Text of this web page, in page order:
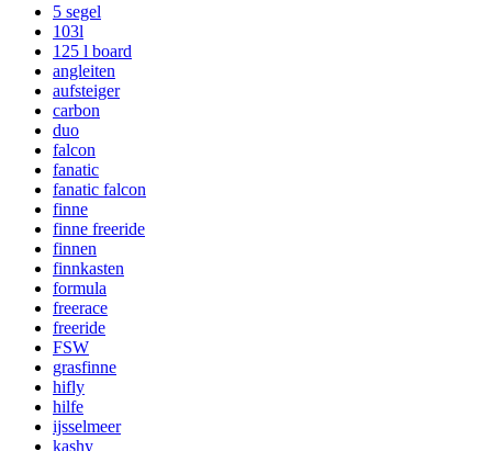
5 segel
103l
125 l board
angleiten
aufsteiger
carbon
duo
falcon
fanatic
fanatic falcon
finne
finne freeride
finnen
finnkasten
formula
freerace
freeride
FSW
grasfinne
hifly
hilfe
ijsselmeer
kashy